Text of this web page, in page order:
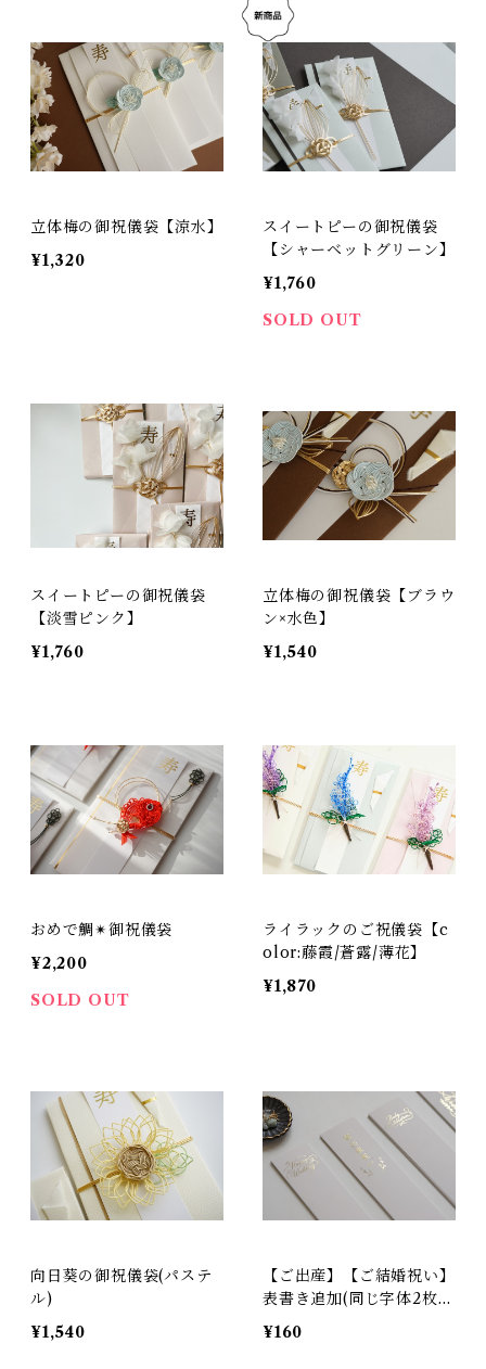
立体梅の御祝儀袋【涼水】
¥1,320
スイートピーの御祝儀袋
【シャーベットグリーン】
¥1,760
SOLD OUT
スイートピーの御祝儀袋
【淡雪ピンク】
¥1,760
立体梅の御祝儀袋【ブラウ
ン×水色】
¥1,540
おめで鯛✴︎御祝儀袋
¥2,200
SOLD OUT
ライラックのご祝儀袋【c
olor:藤霞/蒼露/薄花】
¥1,870
向日葵の御祝儀袋(パステ
ル)
¥1,540
【ご出産】【ご結婚祝い】
表書き追加(同じ字体2枚)
【全4種】
¥160